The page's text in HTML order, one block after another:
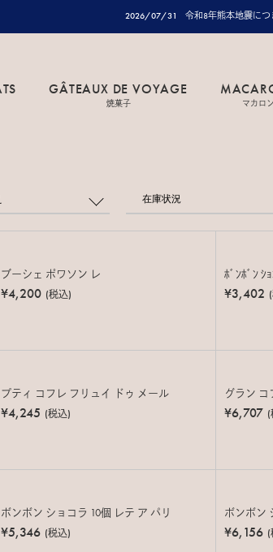
2026/07/31 令和8年熊本地震につ
GÂTEAUX DE VOYAGE
焼菓子 マカロン
在庫状況
ブーシェ ポワソン レ
¥4,200 (税込)
ﾎﾞﾝﾎﾞﾝ ｼ
¥3,402
プティ コフレ フリュイ ドゥ メール
¥4,245 (税込)
グラン
¥6,707
ボンボン ショコラ 10個 レテ ア パリ
¥5,346 (税込)
ボンボン
¥6,156